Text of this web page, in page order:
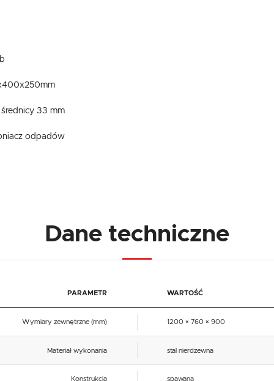
33 mm
odpadów
Dane techniczne
PARAMETR WARTOŚĆ
Wymiary zewnętrzne (mm) 1200 × 760 × 900
Materiał wykonania stal nierdzewna
Konstrukcja spawana